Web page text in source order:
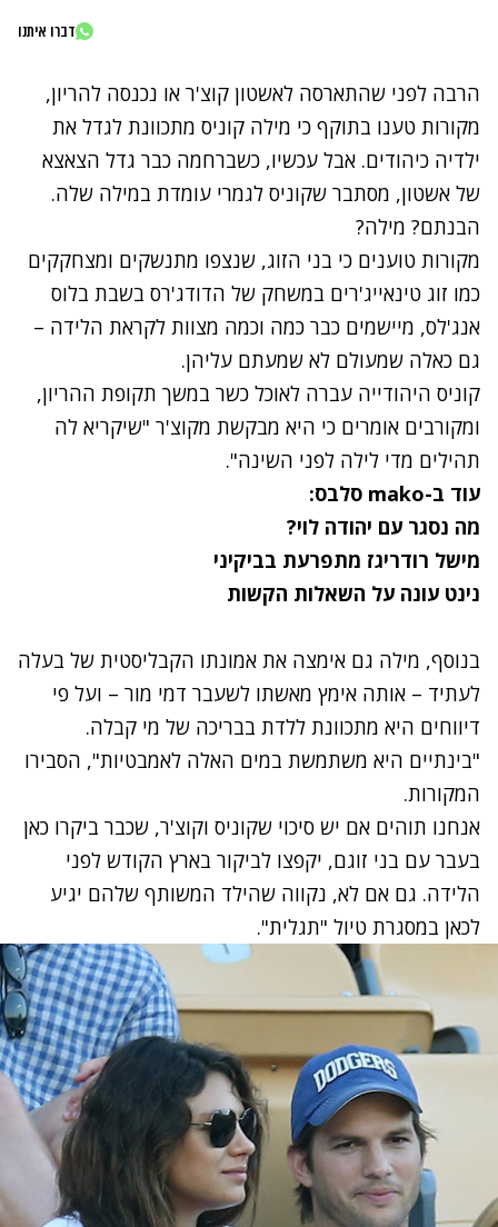
דברו איתנו
הרבה לפני שהתארסה לאשטון קוצ'ר או נכנסה להריון,
מקורות טענו בתוקף כי מילה קוניס מתכוונת לגדל את
ילדיה כיהודים. אבל עכשיו, כשברחמה כבר גדל הצאצא
של אשטון, מסתבר שקוניס לגמרי עומדת במילה שלה.
הבנתם? מילה?
מקורות טוענים כי בני הזוג, שנצפו מתנשקים ומצחקקים
כמו זוג טינאייג'רים במשחק של הדודג'רס בשבת בלוס
אנג'לס, מיישמים כבר כמה וכמה מצוות לקראת הלידה –
גם כאלה שמעולם לא שמעתם עליהן.
קוניס היהודייה עברה לאוכל כשר במשך תקופת ההריון,
ומקורבים אומרים כי היא מבקשת מקוצ'ר "שיקריא לה
תהילים מדי לילה לפני השינה".
עוד ב-mako סלבס:
מה נסגר עם יהודה לוי?
מישל רודריגז מתפרעת בביקיני
נינט עונה על השאלות הקשות
בנוסף, מילה גם אימצה את אמונתו הקבליסטית של בעלה
לעתיד – אותה אימץ מאשתו לשעבר דמי מור – ועל פי
דיווחים היא מתכוונת ללדת בבריכה של מי קבלה.
"בינתיים היא משתמשת במים האלה לאמבטיות", הסבירו
המקורות.
אנחנו תוהים אם יש סיכוי שקוניס וקוצ'ר, שכבר ביקרו כאן
בעבר עם בני זוגם, יקפצו לביקור בארץ הקודש לפני
הלידה. גם אם לא, נקווה שהילד המשותף שלהם יגיע
לכאן במסגרת טיול "תגלית".